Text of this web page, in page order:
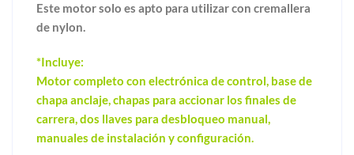
Este motor solo es apto para utilizar con cremallera
de nylon.
*Incluye:
Motor completo con electrónica de control, base de
chapa anclaje, chapas para accionar los finales de
carrera, dos llaves para desbloqueo manual,
manuales de instalación y configuración.